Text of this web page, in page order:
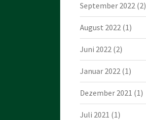
September 2022(2)
August 2022(1)
Juni 2022(2)
Januar 2022(1)
Dezember 2021 (1)
Juli 2021 (1)